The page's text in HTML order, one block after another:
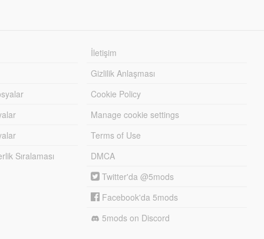
Sıralaması
İletişim
Gizlilik Anlaşması
Cookie Policy
Manage cookie settings
Terms of Use
DMCA
Twitter'da @5mods
Facebook'da 5mods
5mods on Discord